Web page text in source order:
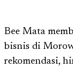
Bee Mata
bisnis di
rekomendasi,